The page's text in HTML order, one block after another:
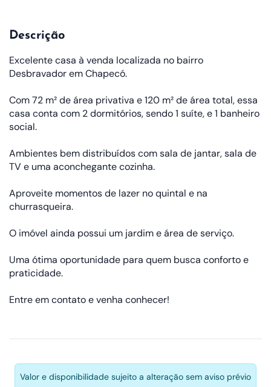
Descrição
Excelente casa à venda localizada no bairro
Desbravador em Chapecó.
Com 72 m² de área privativa e 120 m² de área total, essa
casa conta com 2 dormitórios, sendo 1 suíte, e 1 banheiro
social.
Ambientes bem distribuídos com sala de jantar, sala de
TV e uma aconchegante cozinha.
Aproveite momentos de lazer no quintal e na
churrasqueira.
O imóvel ainda possui um jardim e área de serviço.
Uma ótima oportunidade para quem busca conforto e
praticidade.
Entre em contato e venha conhecer!
Valor e disponibilidade sujeito a alteração sem aviso prévio